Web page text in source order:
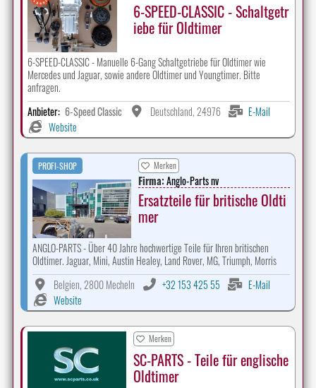
6-SPEED-CLASSIC - Schaltgetr
iebe für Oldtimer
6-SPEED-CLASSIC - Manuelle 6-Gang Schaltgetriebe für Oldtimer wie
Mercedes und Jaguar, sowie andere Oldtimer und Youngtimer. Bitte
anfragen.
Anbieter: 6-Speed Classic Deutschland, 24976
E-Mail
Website
PROFI-SHOP Merken
Firma:Anglo-Parts nv
Ersatzteile für britische Oldti
mer
ANGLO-PARTS - Über 40 Jahre hochwertige Teile für Ihren britischen
Oldtimer. Jaguar, Mini, Austin Healey, Land Rover, MG, Triumph, Morris
Belgien, 2800 Mecheln
+32 153 425 55
E-Mail
Website
Merken
SC-PARTS - Teile für englische
Oldtimer